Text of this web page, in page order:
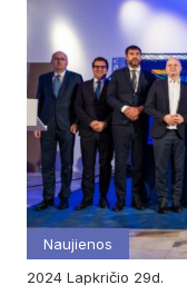
Naujienos
2024
lapkričio 29d.